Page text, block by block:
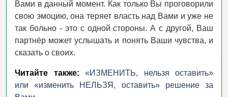
Вами в данный момент. Как только Вы проговорили
свою эмоцию, она теряет власть над Вами и уже не
так больно - это с одной стороны. А с другой, Ваш
партнёр может услышать и понять Ваши чувства, и
сказать о своих.
Читайте также:
«ИЗМЕНИТЬ, нельзя оставить»
или «изменить НЕЛЬЗЯ, оставить» решение за